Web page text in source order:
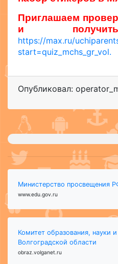
Приглашаем
и
https://max.ru/
start=quiz_mchs_gr_vol.
Опубликовал:
Министерство просвещения
www.edu.gov.ru
Комитет образования, науки
Волгоградской области
obraz.volganet.ru